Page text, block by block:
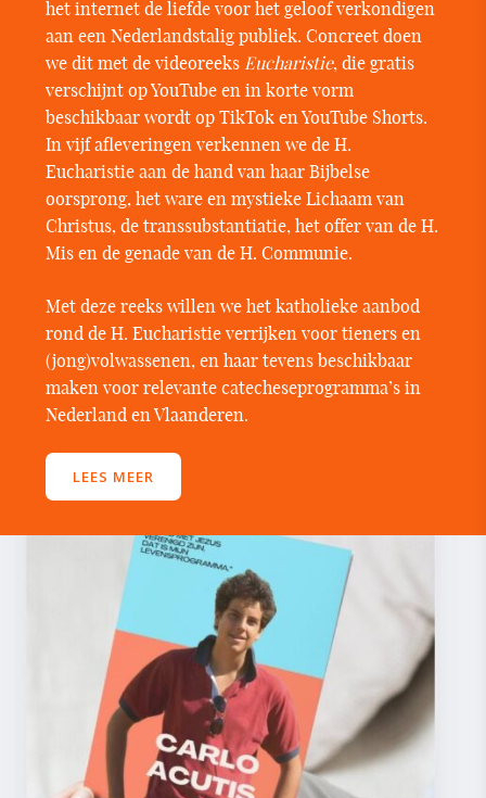
het internet de liefde voor het geloof verkondigen
aan een Nederlandstalig publiek. Concreet doen
we dit met de videoreeks Eucharistie, die gratis
verschijnt op YouTube en in korte vorm
beschikbaar wordt op TikTok en YouTube Shorts.
In vijf afleveringen verkennen we de H.
Eucharistie aan de hand van haar Bijbelse
oorsprong, het ware en mystieke Lichaam van
Christus, de transsubstantiatie, het offer van de H.
Mis en de genade van de H. Communie.
Met deze reeks willen we het katholieke aanbod
rond de H. Eucharistie verrijken voor tieners en
(jong)volwassenen, en haar tevens beschikbaar
maken voor relevante catecheseprogramma’s in
Nederland en Vlaanderen.
LEES MEER